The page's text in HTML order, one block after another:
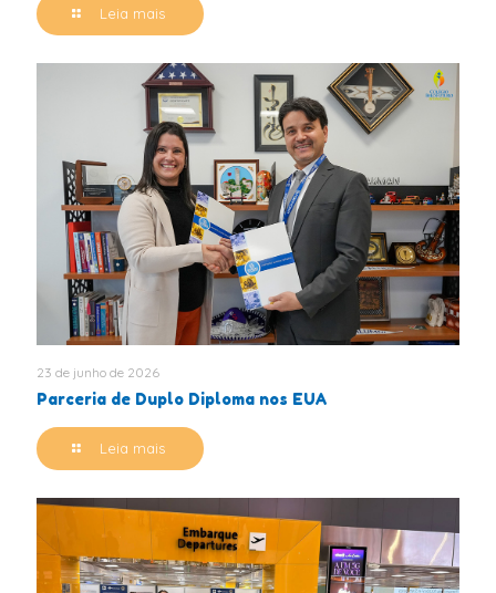
Leia mais
23 de junho de 2026
Parceria de Duplo Diploma nos EUA
Leia mais